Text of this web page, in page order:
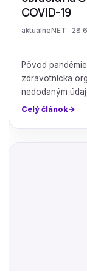
COVID-19
aktualneNET ·
Pôvod
zdravotnícka
nedodaným
Celý článok